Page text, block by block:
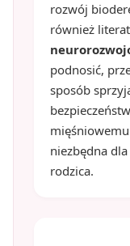
rozwój
również
podnosić,
sposób
niezbędna
rodzica.